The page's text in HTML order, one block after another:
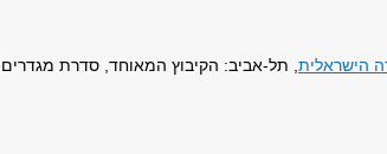
הישראלית , תל-אביב: הקיבוץ המאוחד, סדרת מגדרים, 2010.